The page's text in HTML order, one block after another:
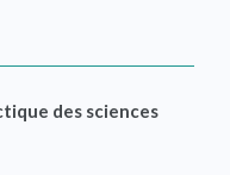
des sciences